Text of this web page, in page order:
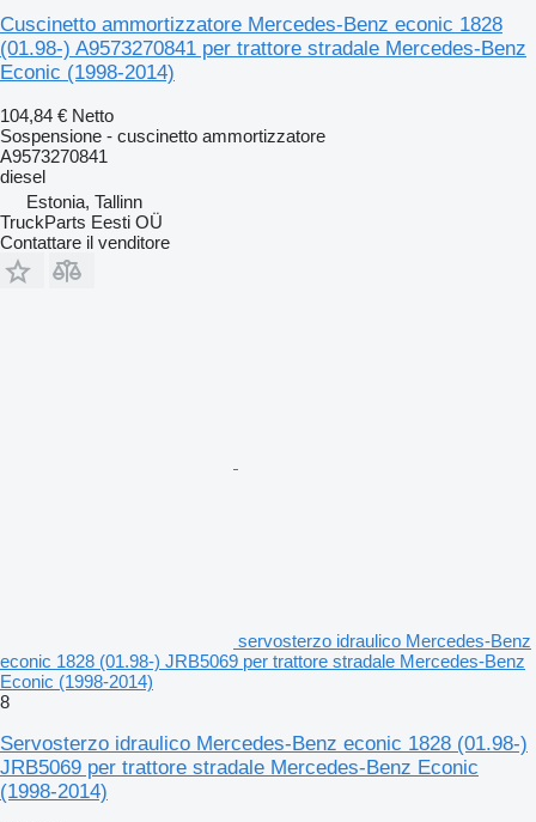
Cuscinetto ammortizzatore Mercedes-Benz econic 1828
(01.98-) A9573270841 per trattore stradale Mercedes-Benz
Econic (1998-2014)
104,84 € Netto
Sospensione - cuscinetto ammortizzatore
A9573270841
diesel
Estonia, Tallinn
TruckParts Eesti OÜ
Contattare il venditore
servosterzo idraulico Mercedes-Benz
econic 1828 (01.98-) JRB5069 per trattore stradale Mercedes-Benz
Econic (1998-2014)
8
Servosterzo idraulico Mercedes-Benz econic 1828 (01.98-)
JRB5069 per trattore stradale Mercedes-Benz Econic
(1998-2014)